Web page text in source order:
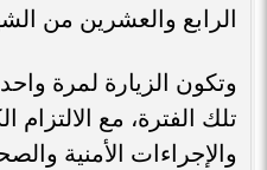
الرابع والعشرين من
وتكون الزيارة لمرة
تلك الفترة، مع الالتزام
والإجراءات الأمنية